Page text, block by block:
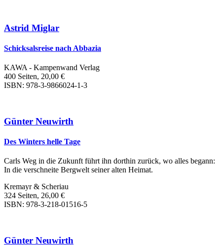
Astrid Miglar
Schicksalsreise nach Abbazia
KAWA - Kampenwand Verlag
400 Seiten, 20,00 €
ISBN: 978-3-9866024-1-3
Günter Neuwirth
Des Winters helle Tage
Carls Weg in die Zukunft führt ihn dorthin zurück, wo alles begann:
In die verschneite Bergwelt seiner alten Heimat.
Kremayr & Scheriau
324 Seiten, 26,00 €
ISBN: 978-3-218-01516-5
Günter Neuwirth